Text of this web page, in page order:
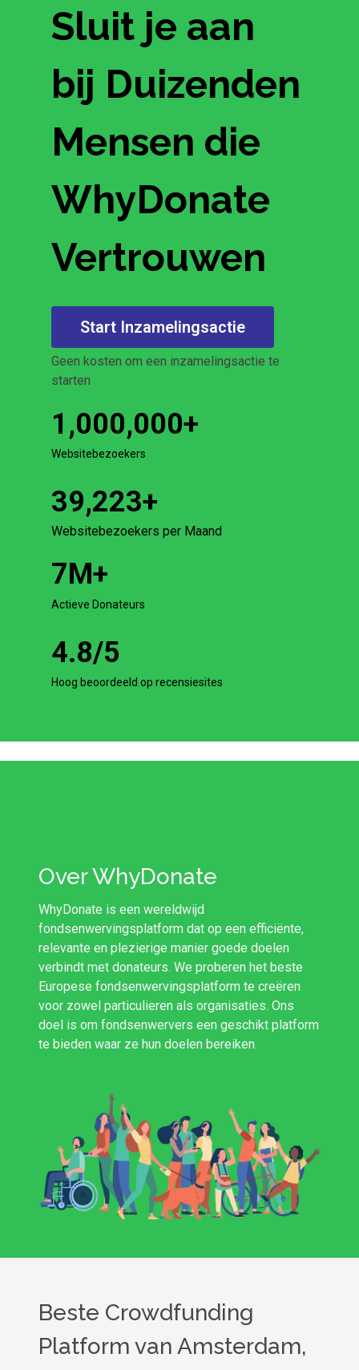
Sluit je aan
bij Duizenden
Mensen die
WhyDonate
Vertrouwen
Start Inzamelingsactie
Geen kosten om een inzamelingsactie te
starten
1,000,000+
Websitebezoekers
39,223+
Websitebezoekers per Maand
7M+
Actieve Donateurs
4.8/5
Hoog beoordeeld op recensiesites
Over WhyDonate
WhyDonate is een wereldwijd
fondsenwervingsplatform dat op een efficiënte,
relevante en plezierige manier goede doelen
verbindt met donateurs. We proberen het beste
Europese fondsenwervingsplatform te creëren
voor zowel particulieren als organisaties. Ons
doel is om fondsenwervers een geschikt platform
te bieden waar ze hun doelen bereiken.
Beste Crowdfunding
Platform van Amsterdam,